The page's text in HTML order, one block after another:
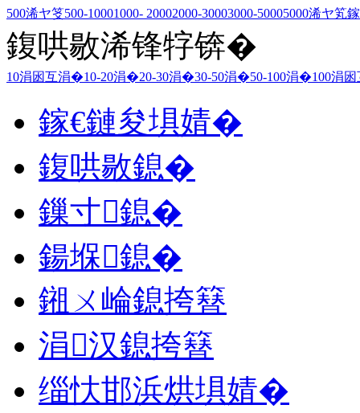
500浠ヤ笅500-10001000- 20002000-30003000-50005000浠ヤ笂
鍑哄敭浠锋牸锛�
10涓囦互涓�10-20涓�20-30涓�30-50涓�50-100涓�100涓
鎵€鏈夋埧婧�
鍑哄敭鎴�
鏁寸鎴�
鍚堢鎴�
鎺ㄨ崘鎴挎簮
涓汉鎴挎簮
缁忕邯浜烘埧婧�